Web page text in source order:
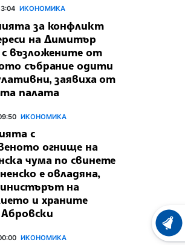
ИКОНОМИКА
за конфликт
на Димитър
с възложените от
събрание одити
заявиха от
палата
ИКОНОМИКА
с
огнище на
чума по свинете
е овладяна,
на
и храните
ИКОНОМИКА